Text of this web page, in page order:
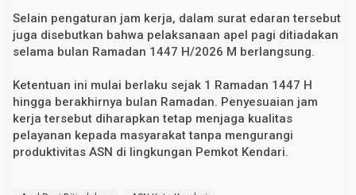
Selain pengaturan jam kerja, dalam surat edaran tersebut
juga disebutkan bahwa pelaksanaan apel pagi ditiadakan
selama bulan Ramadan 1447 H/2026 M berlangsung.
Ketentuan ini mulai berlaku sejak 1 Ramadan 1447 H
hingga berakhirnya bulan Ramadan. Penyesuaian jam
kerja tersebut diharapkan tetap menjaga kualitas
pelayanan kepada masyarakat tanpa mengurangi
produktivitas ASN di lingkungan Pemkot Kendari.